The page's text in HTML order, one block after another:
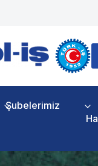
Şubelerimiz